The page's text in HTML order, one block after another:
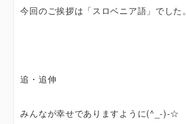
今回のご挨拶は「スロベニア語」でした。
追・追伸
みんなが幸せでありますように(^_-)-☆